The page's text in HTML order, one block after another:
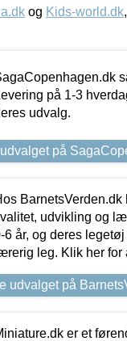
og Kids-world.dk
på 1-3
udvalg.
på
udvikling og
6 år, og deres
leg. Klik her for
udvalget på
er et